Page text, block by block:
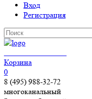
Вход
Регистрация
Корзина
0
8 (495) 988-32-72
многоканальный